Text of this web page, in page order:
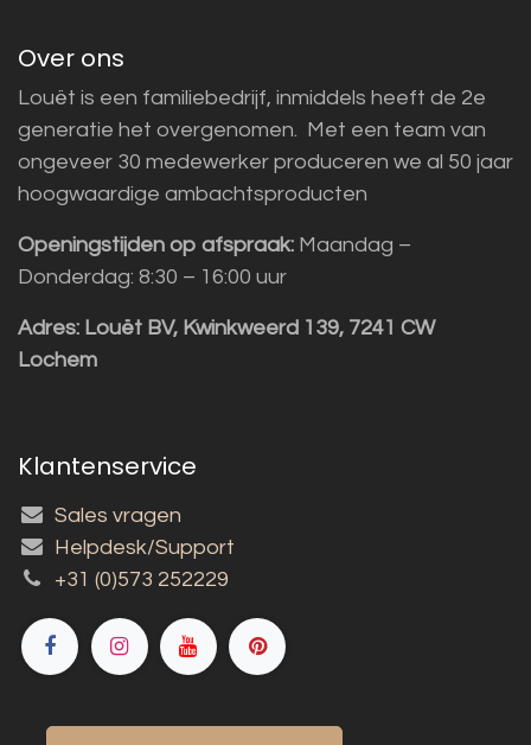
Over ons
Louët is een familiebedrijf, inmiddels heeft de 2e
generatie het overgenomen. Met een team van
ongeveer 30 medewerker produceren we al 50 jaar
hoogwaardige ambachtsproducten
Openingstijden op afspraak: Maandag –
Donderdag: 8:30 – 16:00 uur
Adres: Louët BV, Kwinkweerd 139, 7241 CW
Lochem
Klantenservice
Sales vragen
Helpdesk/Support
+31 (0)573 252229